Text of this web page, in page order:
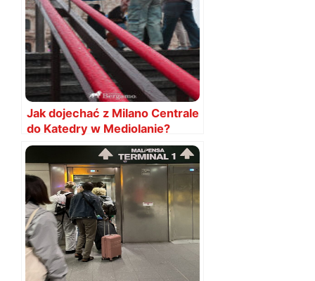
Jak dojechać z Milano Centrale
do Katedry w Mediolanie?